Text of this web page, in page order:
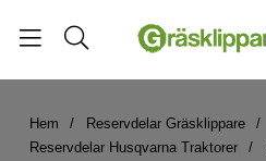
Hem
Reservdelar Gräsklippare
Reservdelar Husqvarna Traktorer